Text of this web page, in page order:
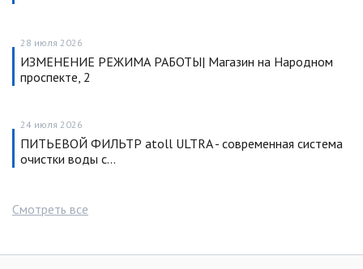
28 июля 2026
ИЗМЕНЕНИЕ РЕЖИМА РАБОТЫ| Магазин на Народном
проспекте, 2
24 июля 2026
ПИТЬЕВОЙ ФИЛЬТР atoll ULTRA - современная система
очистки воды с…
Смотреть все